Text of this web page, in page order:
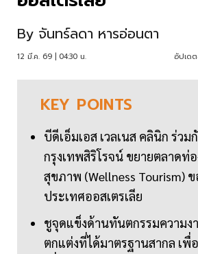
By จันทร์ลดา หารอ่อนตา
12 มี.ค. 69 | 04:30 น. อัปเด
KEY POINTS
บีดีเอ็มเอส เวลเนส คลินิก ร่วม
กรุงเทพสิริโรจน์ ขยายตลาดท่อ
สุขภาพ (Wellness Tourism)
ประเทศออสเตรเลีย
ชูจุดแข็งด้านทันตกรรมความง
ตกแต่งที่ได้มาตรฐานสากล เพื่